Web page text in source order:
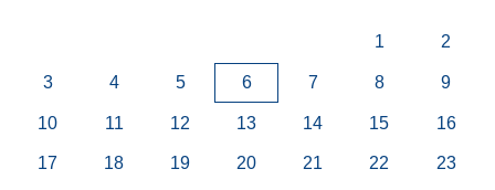
1 2
3 4 5 6 7 8 9
10 11 12 13 14 15 16
17 18 19 20 21 22 23